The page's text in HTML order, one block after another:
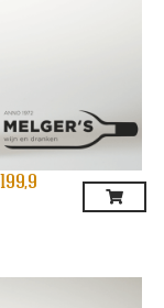
199,9